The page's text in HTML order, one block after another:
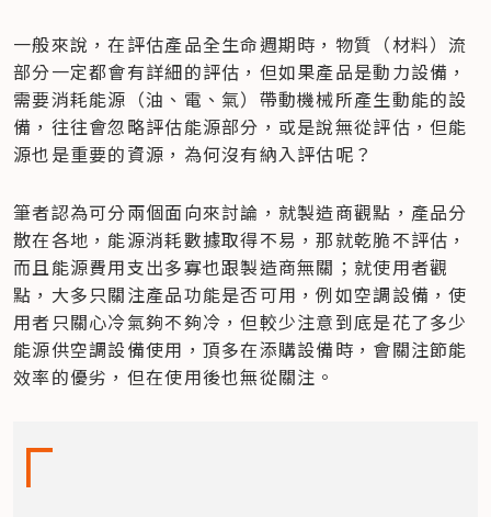
一般來說，在評估產品全生命週期時，物質（材料）流
部分一定都會有詳細的評估，但如果產品是動力設備，
需要消耗能源（油、電、氣）帶動機械所產生動能的設
備，往往會忽略評估能源部分，或是說無從評估，但能
源也是重要的資源，為何沒有納入評估呢？
筆者認為可分兩個面向來討論，就製造商觀點，產品分
散在各地，能源消耗數據取得不易，那就乾脆不評估，
而且能源費用支出多寡也跟製造商無關；就使用者觀
點，大多只關注產品功能是否可用，例如空調設備，使
用者只關心冷氣夠不夠冷，但較少注意到底是花了多少
能源供空調設備使用，頂多在添購設備時，會關注節能
效率的優劣，但在使用後也無從關注。